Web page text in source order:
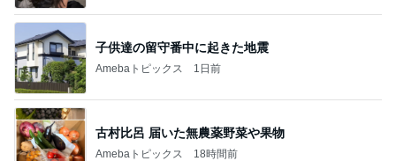
子供達の留守番中に起きた地震
Amebaトピックス 1日前
古村比呂 届いた無農薬野菜や果物
Amebaトピックス 18時間前